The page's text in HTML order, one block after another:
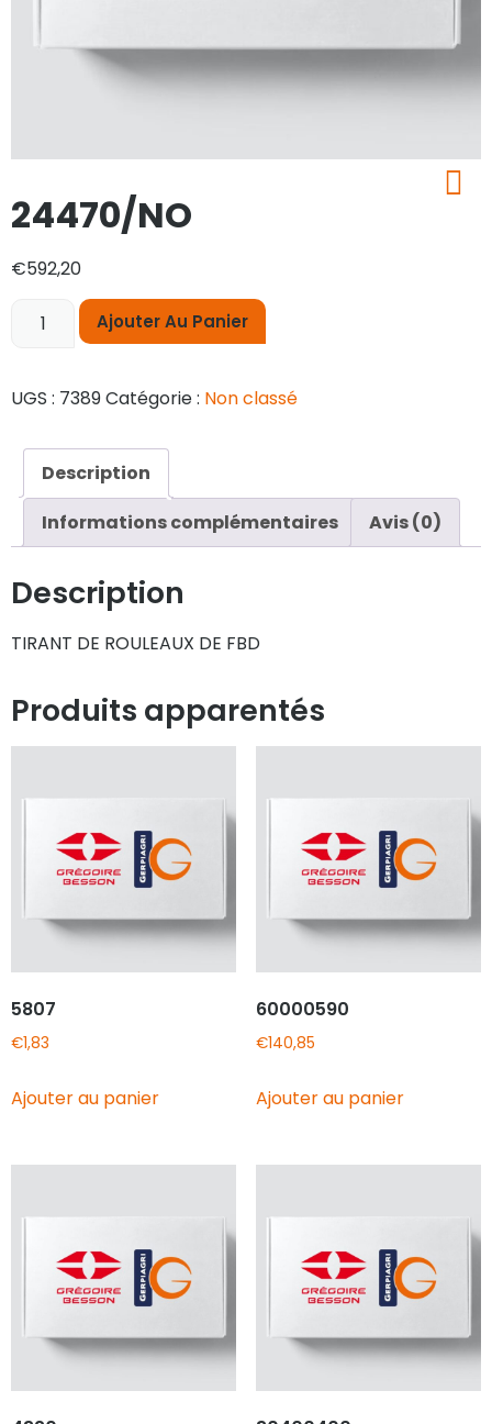
24470/NO
€592,20
Ajouter Au Panier
UGS : 7389Catégorie : Non classé
Description
Informations complémentaires
Avis (0)
Description
TIRANT DE ROULEAUX DE FBD
Produits apparentés
5807
€1,83
Ajouter au panier
60000590
€140,85
Ajouter au panier